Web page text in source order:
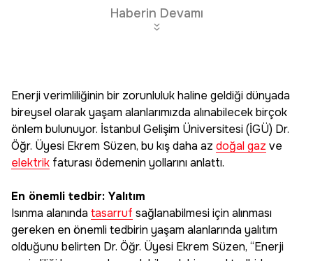
Haberin Devamı
Enerji verimliliğinin bir zorunluluk haline geldiği dünyada
bireysel olarak yaşam alanlarımızda alınabilecek birçok
önlem bulunuyor. İstanbul Gelişim Üniversitesi (İGÜ) Dr.
Öğr. Üyesi Ekrem Süzen, bu kış daha az doğal gaz ve
elektrik faturası ödemenin yollarını anlattı.
En önemli tedbir: Yalıtım
Isınma alanında tasarruf sağlanabilmesi için alınması
gereken en önemli tedbirin yaşam alanlarında yalıtım
olduğunu belirten Dr. Öğr. Üyesi Ekrem Süzen, “Enerji